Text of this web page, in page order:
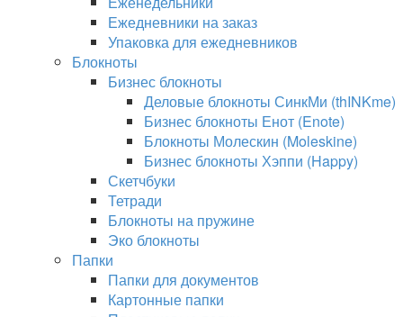
Ежедневники на заказ
Упаковка для ежедневников
Блокноты
Бизнес блокноты
Деловые блокноты СинкМи (thINKme)
Бизнес блокноты Енот (Enote)
Блокноты Молескин (Moleskine)
Бизнес блокноты Хэппи (Happy)
Скетчбуки
Тетради
Блокноты на пружине
Эко блокноты
Папки
Папки для документов
Картонные папки